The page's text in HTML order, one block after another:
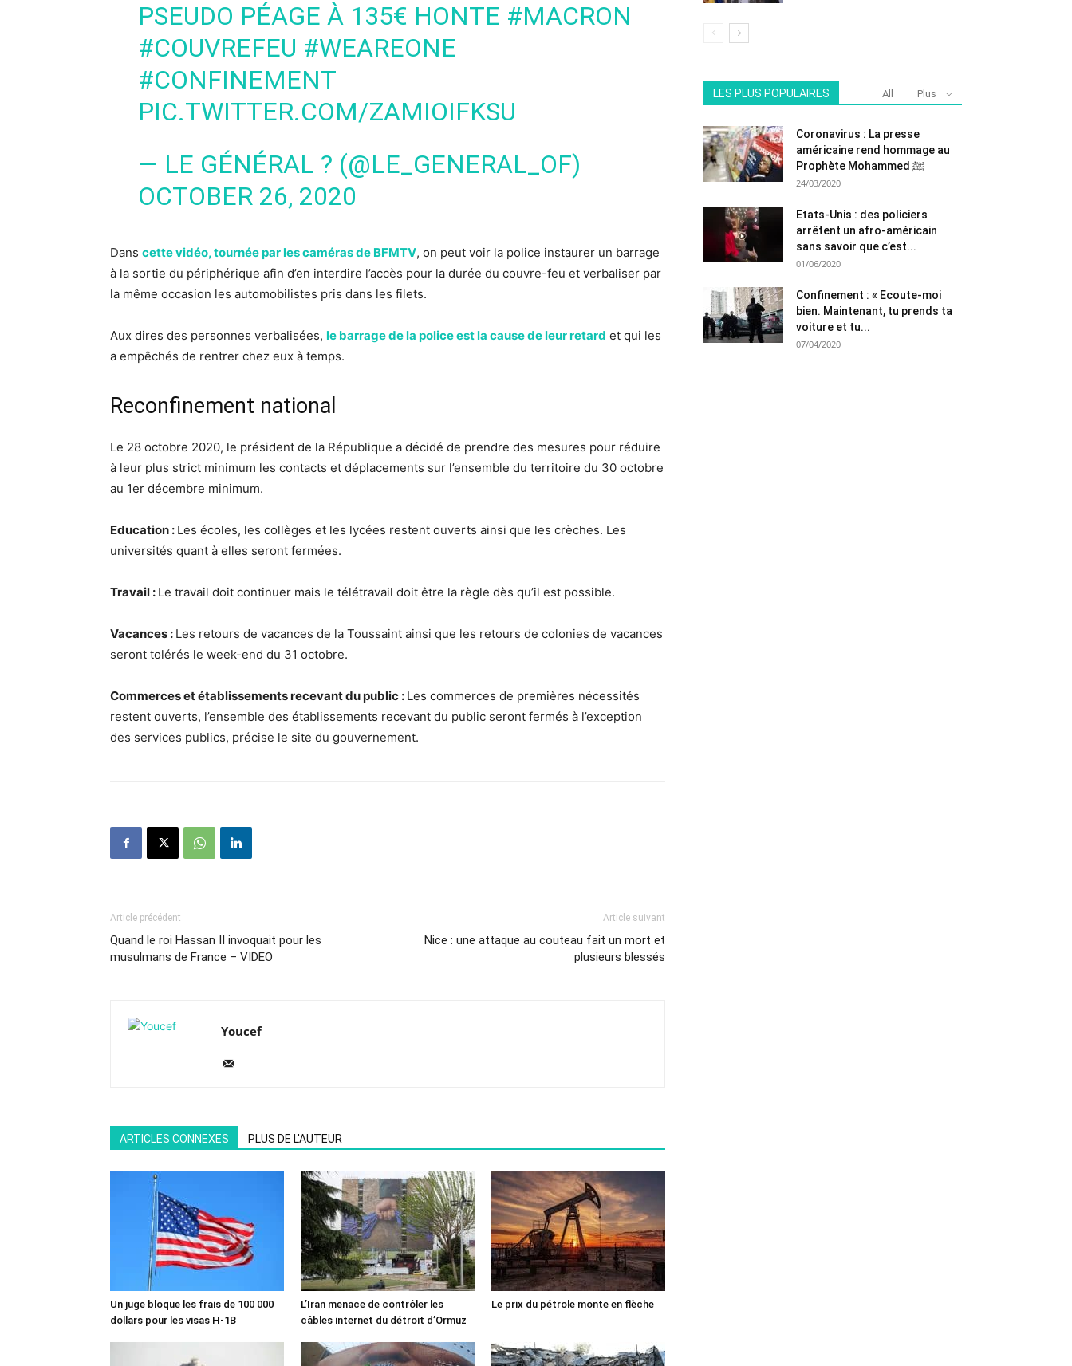
PSEUDO PÉAGE À 135€ HONTE #MACRON
#COUVREFEU #WEAREONE
#CONFINEMENT
PIC.TWITTER.COM/ZAMIOIFKSU
— LE GÉNÉRAL ? (@LE_GENERAL_OF)
OCTOBER 26, 2020
Dans cette vidéo, tournée par les caméras de BFMTV, on peut voir la police instaurer un barrage
à la sortie du périphérique afin d’en interdire l’accès pour la durée du couvre-feu et verbaliser par
la même occasion les automobilistes pris dans les filets.
Aux dires des personnes verbalisées, le barrage de la police est la cause de leur retard et qui les
a empêchés de rentrer chez eux à temps.
Reconfinement national
Le 28 octobre 2020, le président de la République a décidé de prendre des mesures pour réduire
à leur plus strict minimum les contacts et déplacements sur l’ensemble du territoire du 30 octobre
au 1er décembre minimum.
Education : Les écoles, les collèges et les lycées restent ouverts ainsi que les crèches. Les
universités quant à elles seront fermées.
Travail : Le travail doit continuer mais le télétravail doit être la règle dès qu’il est possible.
Vacances : Les retours de vacances de la Toussaint ainsi que les retours de colonies de vacances
seront tolérés le week-end du 31 octobre.
Commerces et établissements recevant du public : Les commerces de premières nécessités
restent ouverts, l’ensemble des établissements recevant du public seront fermés à l’exception
des services publics, précise le site du gouvernement.
Article précédent
Quand le roi Hassan II invoquait pour les
musulmans de France – VIDEO
Article suivant
Nice : une attaque au couteau fait un mort et
plusieurs blessés
Youcef
ARTICLES CONNEXES PLUS DE L'AUTEUR
Un juge bloque les frais de 100 000
dollars pour les visas H-1B
L’Iran menace de contrôler les
câbles internet du détroit d’Ormuz
Le prix du pétrole monte en flèche
LES PLUS POPULAIRES All Plus
Coronavirus : La presse
américaine rend hommage au
Prophète Mohammed ﷺ
24/03/2020
Etats-Unis : des policiers
arrêtent un afro-américain
sans savoir que c’est...
01/06/2020
Confinement : « Ecoute-moi
bien. Maintenant, tu prends ta
voiture et tu...
07/04/2020